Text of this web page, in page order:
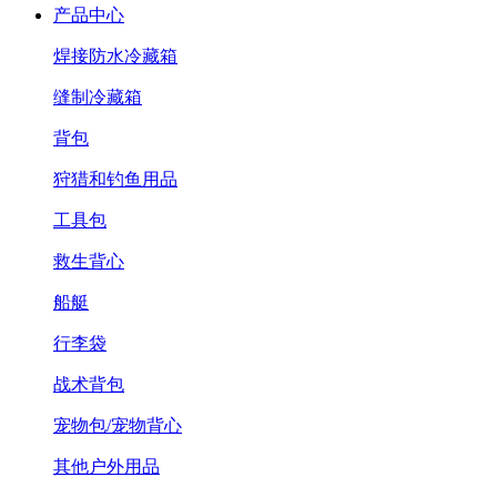
产品中心
焊接防水冷藏箱
缝制冷藏箱
背包
狩猎和钓鱼用品
工具包
救生背心
船艇
行李袋
战术背包
宠物包/宠物背心
其他户外用品